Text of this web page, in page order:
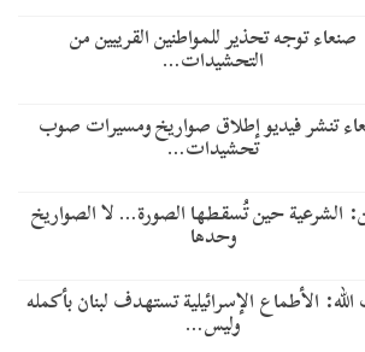
صنعاء توجه تحذير للمواطنين القريبين من
التحشيدات…
تنشر فيديو إطلاق صواريخ ومسيرات صوب
تحشيدات…
الشرعية حين تُسقطها الصورة… لا الصواريخ
وحدها
الأطماع الإسرائيلية تستهدف لبنان بأكمله
وليس…